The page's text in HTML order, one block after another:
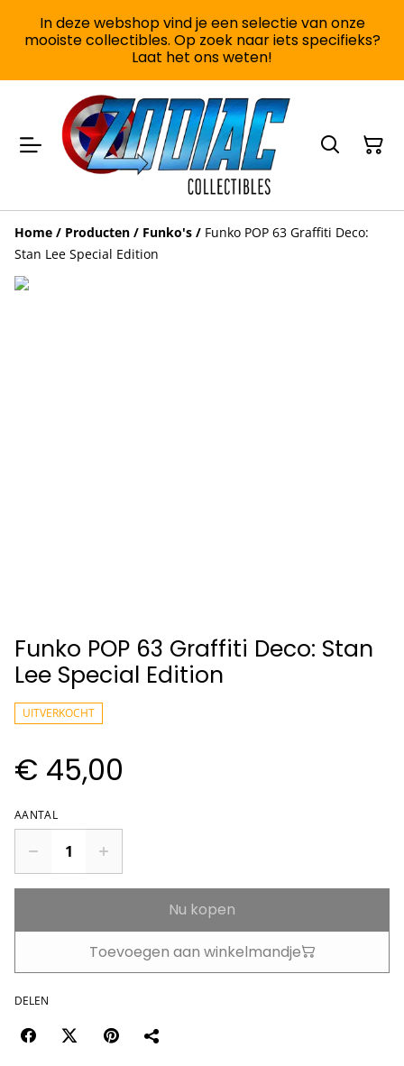
In deze webshop vind je een selectie van onze
mooiste collectibles. Op zoek naar iets specifieks?
Laat het ons weten!
Home / Producten / Funko's / Funko POP 63 Graffiti Deco:
Stan Lee Special Edition
Funko POP 63 Graffiti Deco: Stan
Lee Special Edition
UITVERKOCHT
€ 45,00
AANTAL
Nu kopen
Toevoegen aan winkelmandje
DELEN